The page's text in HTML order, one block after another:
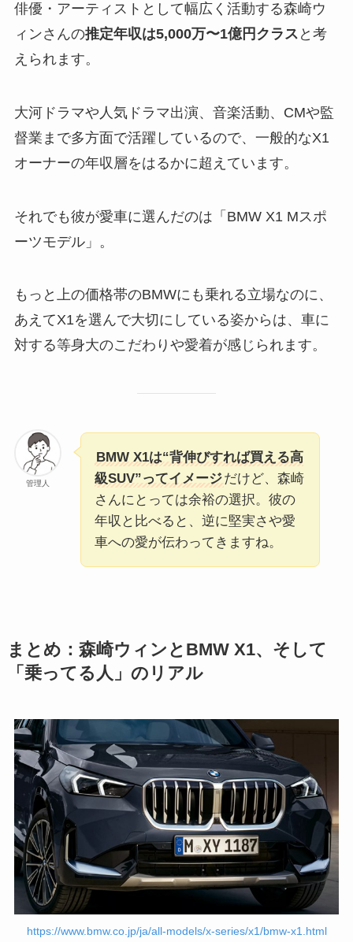
俳優・アーティストとして幅広く活動する森崎ウ
ィンさんの推定年収は5,000万〜1億円クラス と考
えられます。
大河ドラマや人気ドラマ出演、音楽活動、CMや監
督業まで多方面で活躍しているので、一般的なX1
オーナーの年収層をはるかに超えています。
それでも彼が愛車に選んだのは「BMW X1 Mスポ
ーツモデル」。
もっと上の価格帯のBMWにも乗れる立場なのに、
あえてX1を選んで大切にしている姿からは、車に
対する等身大のこだわりや愛着が感じられます。
管理人
BMW X1は“背伸びすれば買える高
級SUV”ってイメージだけど、森崎
さんにとっては余裕の選択。彼の
年収と比べると、逆に堅実さや愛
車への愛が伝わってきますね。
まとめ：森崎ウィンとBMW X1、そして
「乗ってる人」のリアル
https://www.bmw.co.jp/ja/all-models/x-series/x1/bmw-x1.html